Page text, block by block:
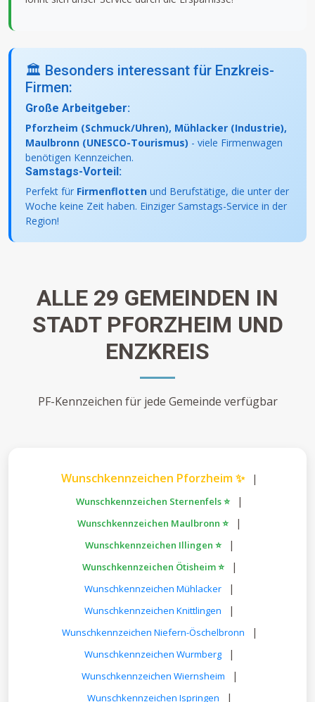
🏛️ Besonders interessant für Enzkreis-
Firmen:
Große Arbeitgeber:
Pforzheim (Schmuck/Uhren), Mühlacker (Industrie),
Maulbronn (UNESCO-Tourismus) - viele Firmenwagen
benötigen Kennzeichen.
Samstags-Vorteil:
Perfekt für Firmenflotten und Berufstätige, die unter der
Woche keine Zeit haben. Einziger Samstags-Service in der
Region!
ALLE 29 GEMEINDEN IN
STADT PFORZHEIM UND
ENZKREIS
PF-Kennzeichen für jede Gemeinde verfügbar
Wunschkennzeichen Pforzheim ✨ |
Wunschkennzeichen Sternenfels ⭐ |
Wunschkennzeichen Maulbronn ⭐ |
Wunschkennzeichen Illingen ⭐ |
Wunschkennzeichen Ötisheim ⭐ |
Wunschkennzeichen Mühlacker |
Wunschkennzeichen Knittlingen |
Wunschkennzeichen Niefern-Öschelbronn |
Wunschkennzeichen Wurmberg |
Wunschkennzeichen Wiernsheim |
Wunschkennzeichen Ispringen |